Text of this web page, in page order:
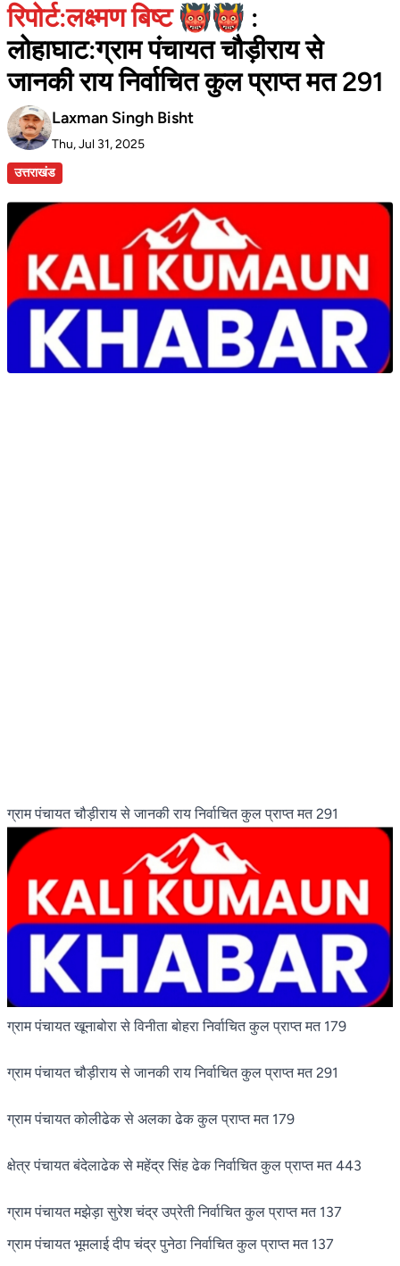
रिपोर्ट:लक्ष्मण बिष्ट 👹👹 :
लोहाघाट:ग्राम पंचायत चौड़ीराय से
जानकी राय निर्वाचित कुल प्राप्त मत 291
Laxman Singh Bisht
Thu, Jul 31, 2025
उत्तराखंड
ग्राम पंचायत चौड़ीराय से जानकी राय निर्वाचित कुल प्राप्त मत 291
ग्राम पंचायत खूनाबोरा से विनीता बोहरा निर्वाचित कुल प्राप्त मत 179
ग्राम पंचायत चौड़ीराय से जानकी राय निर्वाचित कुल प्राप्त मत 291
ग्राम पंचायत कोलीढेक से अलका ढेक कुल प्राप्त मत 179
क्षेत्र पंचायत बंदेलाढेक से महेंद्र सिंह ढेक निर्वाचित कुल प्राप्त मत 443
ग्राम पंचायत मझेड़ा सुरेश चंद्र उप्रेती निर्वाचित कुल प्राप्त मत 137
ग्राम पंचायत भूमलाई दीप चंद्र पुनेठा निर्वाचित कुल प्राप्त मत 137